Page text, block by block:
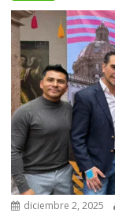
diciembre 2, 2025